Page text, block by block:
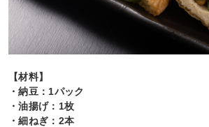
【材料】
・納豆：1パック
・油揚げ：1枚
・細ねぎ：2本